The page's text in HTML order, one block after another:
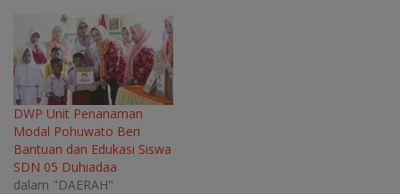
DWP Unit Penanaman
Modal Pohuwato Beri
Bantuan dan Edukasi Siswa
SDN 05 Duhiadaa
dalam "DAERAH"